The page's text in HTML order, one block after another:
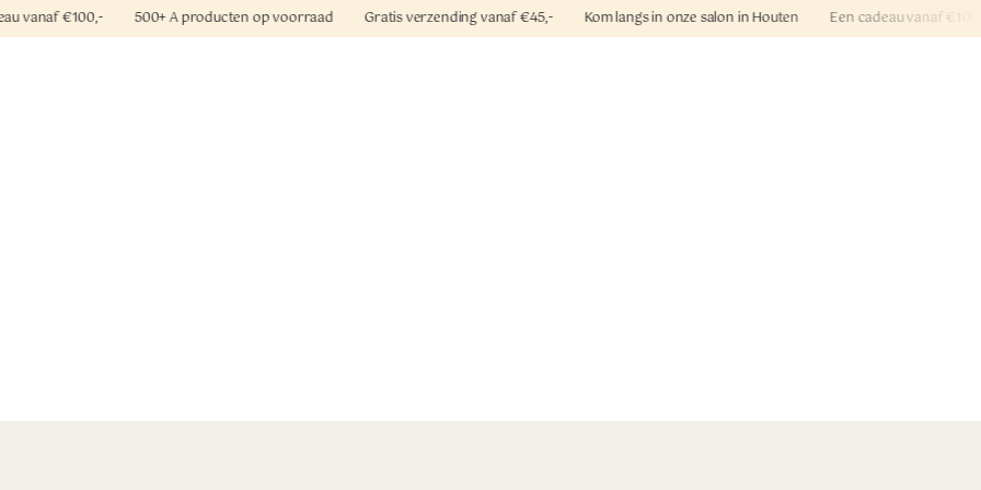
vanaf €100,- 500+ A producten op voorraad Gratis verzending vanaf €45,- Kom langs in onze salon in Houten Een cadeau